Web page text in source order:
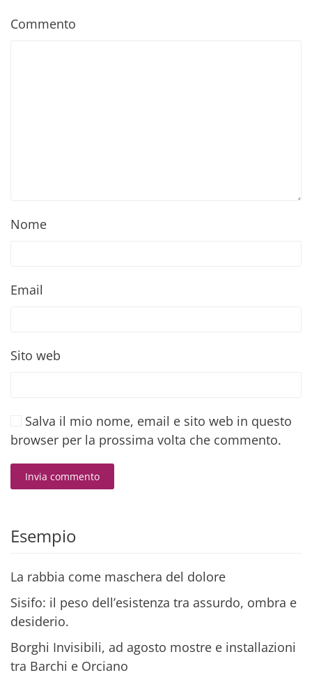
Commento
Nome
Email
Sito web
Salva il mio nome, email e sito web in questo
browser per la prossima volta che commento.
Invia commento
Esempio
La rabbia come maschera del dolore
Sisifo: il peso dell’esistenza tra assurdo, ombra e
desiderio.
Borghi Invisibili, ad agosto mostre e installazioni
tra Barchi e Orciano